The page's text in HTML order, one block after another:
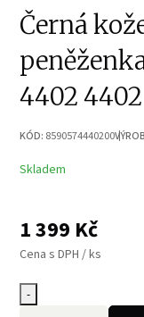
Černá
4402
KÓD: 8590574440200
Skladem
1 399 Kč
Cena s DPH / ks
-